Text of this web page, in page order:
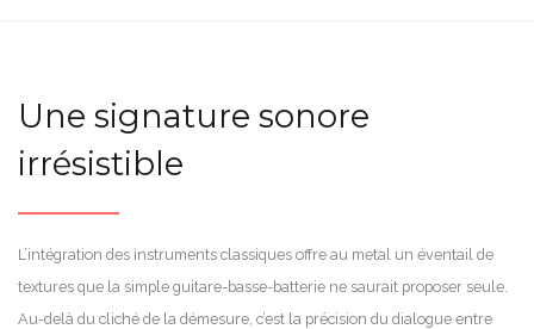
Une signature sonore
irrésistible
L’intégration des instruments classiques offre au metal un éventail de
textures que la simple guitare-basse-batterie ne saurait proposer seule.
Au-delà du cliché de la démesure, c’est la précision du dialogue entre